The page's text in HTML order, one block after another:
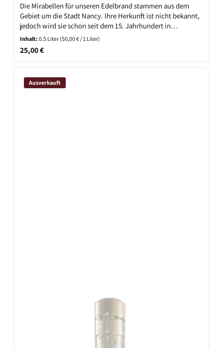
Die Mirabellen für unseren Edelbrand stammen aus dem
Gebiet um die Stadt Nancy. Ihre Herkunft ist nicht bekannt,
jedoch wird sie schon seit dem 15. Jahrhundert in
Frankreich kultiviert. Benannt ist sie nach der Stadt Nancy
in Lothringen. Sie reift von Mitte August bis Anfang
September.
Inhalt:0.5 Liter (50,00 € / 1 Liter)
Regulärer Preis:
25,00 €
Ausverkauft